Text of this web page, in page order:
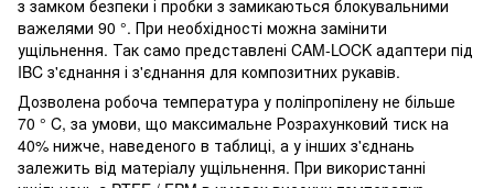
з замком безпеки і пробки з замикаються блокувальними
важелями 90 °. При необхідності можна замінити
ущільнення. Так само представлені CAM-LOCK адаптери під
IBC з'єднання і з'єднання для композитних рукавів.
Дозволена робоча температура у поліпропілену не більше
70 ° C, за умови, що максимальне Розрахунковий тиск на
40% нижче, наведеного в таблиці, а у інших з'єднань
залежить від матеріалу ущільнення. При використанні